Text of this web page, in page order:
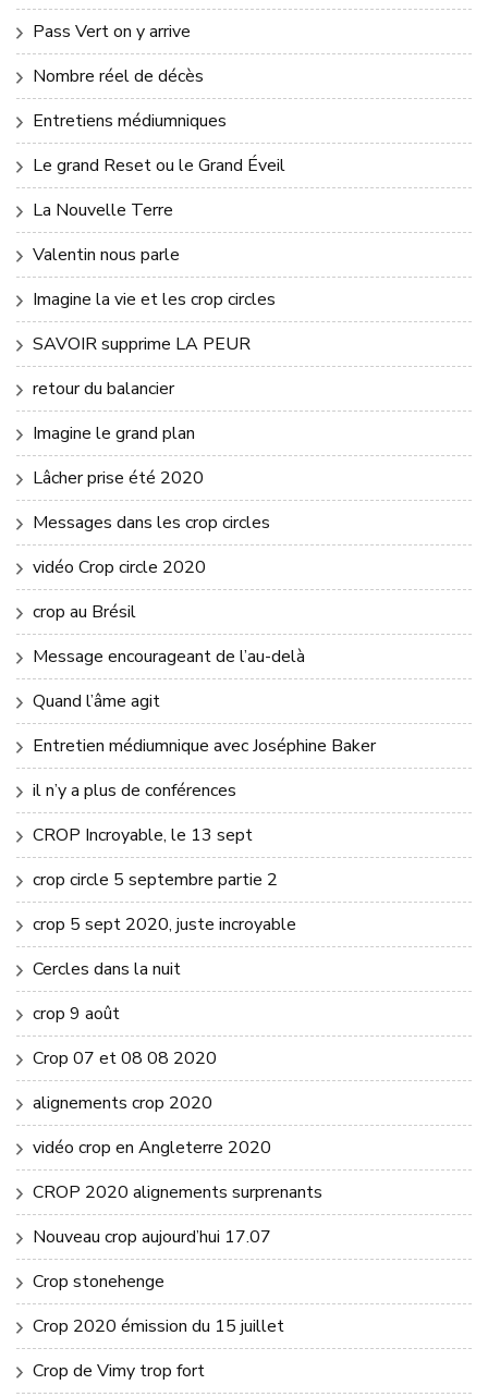
Pass Vert on y arrive
Nombre réel de décès
Entretiens médiumniques
Le grand Reset ou le Grand Éveil
La Nouvelle Terre
Valentin nous parle
Imagine la vie et les crop circles
SAVOIR supprime LA PEUR
retour du balancier
Imagine le grand plan
Lâcher prise été 2020
Messages dans les crop circles
vidéo Crop circle 2020
crop au Brésil
Message encourageant de l’au-delà
Quand l’âme agit
Entretien médiumnique avec Joséphine Baker
il n’y a plus de conférences
CROP Incroyable, le 13 sept
crop circle 5 septembre partie 2
crop 5 sept 2020, juste incroyable
Cercles dans la nuit
crop 9 août
Crop 07 et 08 08 2020
alignements crop 2020
vidéo crop en Angleterre 2020
CROP 2020 alignements surprenants
Nouveau crop aujourd’hui 17.07
Crop stonehenge
Crop 2020 émission du 15 juillet
Crop de Vimy trop fort